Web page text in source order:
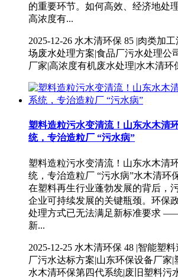
的重要环节。如何高效、经济地处
高浓度有...
2025-12-26 水木清环保 85 |肉类加
场废水处理方案|食品厂污水处理公
厂家|高浓度有机废水处理|水木清环
塑料造粒污水变清流！山东水木清
统，专治造粒厂 “污水病”
塑料造粒污水变清流！山东水木清
统，专治造粒厂 “污水病”水木清环保
在塑料再生行业蓬勃发展的背后，
企业可持续发展的关键瓶颈。环保
处理方式已无法满足新标准要求
新...
2025-12-25 水木清环保 48 |智能塑
厂污水达标方案|山东环保设备厂家|
水木清环保第四代系统|废旧塑料污